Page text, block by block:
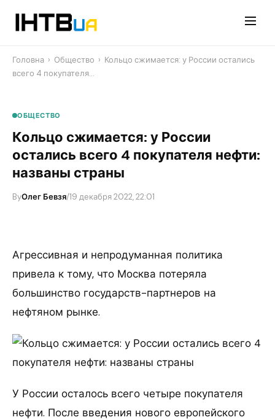
Головна › Общество › Кольцо сжимается: у России остались
всего 4 покупателя…
ОБЩЕСТВО
Кольцо сжимается: у России
остались всего 4 покупателя нефти:
названы страны
ByОлег Бевзя/19 декабря 2022, 22:01
Агрессивная и непродуманная политика
привела к тому, что Москва потеряла
большинство государств-партнеров на
нефтяном рынке.
У России осталось всего четыре покупателя
нефти. После введения нового европейского